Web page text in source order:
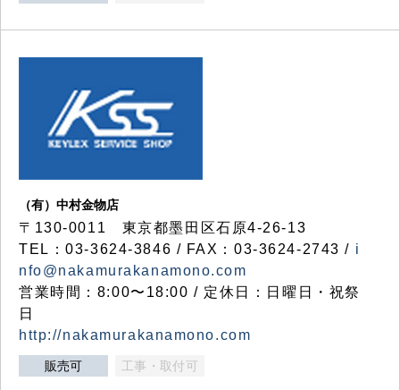
（有）中村金物店
〒130-0011 東京都墨田区石原4-26-13
TEL：03-3624-3846 / FAX：03-3624-2743 / i
nfo@nakamurakanamono.com
営業時間：8:00〜18:00 / 定休日：日曜日・祝祭
日
http://nakamurakanamono.com
販売可 工事・取付可